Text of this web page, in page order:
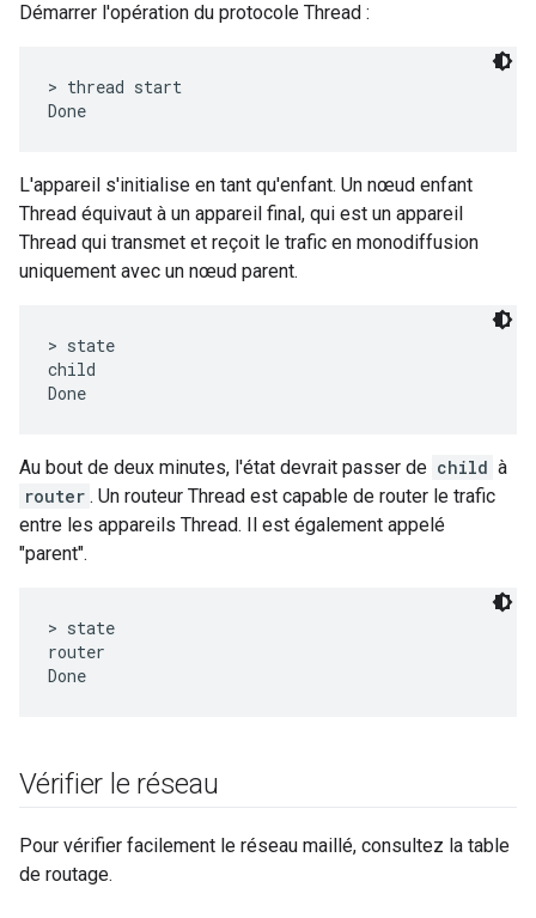
Démarrer l'opération du protocole Thread :
> thread start
L'appareil s'initialise en tant qu'enfant. Un nœud enfant
Thread équivaut à un appareil final, qui est un appareil
Thread qui transmet et reçoit le trafic en monodiffusion
uniquement avec un nœud parent.
> state
child
Au bout de deux minutes, l'état devrait passer de child à
router . Un routeur Thread est capable de router le trafic
entre les appareils Thread. Il est également appelé
"parent".
> state
router
Vérifier le réseau
Pour vérifier facilement le réseau maillé, consultez la table
de routage.